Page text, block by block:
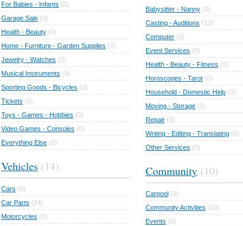
For Babies - Infants (0)
Garage Sale (0)
Health - Beauty (0)
Home - Furniture - Garden Supplies (0)
Jewelry - Watches (0)
Musical Instruments (0)
Sporting Goods - Bicycles (0)
Tickets (0)
Toys - Games - Hobbies (0)
Video Games - Consoles (0)
Everything Else (0)
Vehicles (14)
Cars (0)
Car Parts (14)
Motorcycles (0)
Babysitter - Nanny (0)
Casting - Auditions (12)
Computer (0)
Event Services (0)
Health - Beauty - Fitness (0)
Horoscopes - Tarot (0)
Household - Domestic Help (0)
Moving - Storage (0)
Repair (0)
Writing - Editing - Translating (0)
Other Services (0)
Community (10)
Carpool (0)
Community Activities (10)
Events (0)